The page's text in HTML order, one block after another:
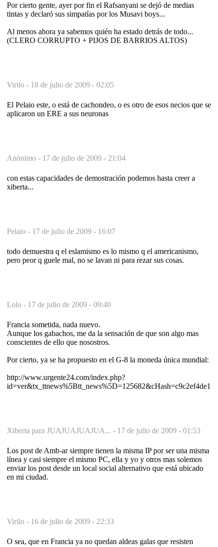
Por cierto gente, ayer por fin el Rafsanyani se dejó de medias
tintas y declaró sus simpatías por los Musavi boys...
Al menos ahora ya sabemos quién ha estado detrás de todo...
(CLERO CORRUPTO + PIJOS DE BARRIOS ALTOS)
Virilo - 18 de julio de 2009 - 02:05
El Pelaio este, o está de cachondeo, o es otro de esos necios que se
aplicaron un ERE a sus neuronas
Anónimo - 17 de julio de 2009 - 21:04
con estas capacidades de demostración podemos hasta creer a
xiberta...
Pelaio - 17 de julio de 2009 - 16:07
todo demuestra q el eslamismo es lo mismo q el americanismo,
pero peor q guele mal, no se lavan ni para rezar sus cosas.
Lolo - 17 de julio de 2009 - 09:40
Francia sometida, nada nuevo.
Aunque los gabachos, me da la sensación de que son algo mas
conscientes de ello que nosostros.
Por cierto, ya se ha propuesto en el G-8 la moneda única mundial:
http://www.urgente24.com/index.php?
id=ver&tx_ttnews%5Btt_news%5D=125682&cHash=c9c2ef4de1
Xiberta para JUAJUAJUAJUA... - 17 de julio de 2009 - 01:53
Los post de Amb-ar siempre tienen la misma IP por ser una misma
línea y casi siempre el mismo PC, ella y yo y otros mas solemos
enviar los post desde un local social alternativo que está ubicado
en mi ciudad.
Virilo - 16 de julio de 2009 - 22:33
O sea, que en Francia ya no quedan aldeas galas que resisten